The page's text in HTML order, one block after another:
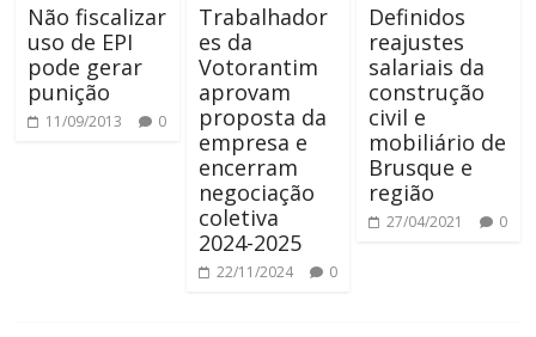
Não fiscalizar
uso de EPI
pode gerar
punição
11/09/2013 0
Trabalhador
es da
Votorantim
aprovam
proposta da
empresa e
encerram
negociação
coletiva
2024-2025
22/11/2024 0
Definidos
reajustes
salariais da
construção
civil e
mobiliário de
Brusque e
região
27/04/2021 0